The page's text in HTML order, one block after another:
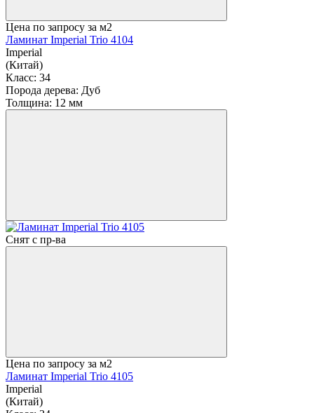
Цена по запросу за м2
Ламинат Imperial Trio 4104
Imperial
(Китай)
Класс: 34
Порода дерева: Дуб
Толщина: 12 мм
Снят с пр-ва
Цена по запросу за м2
Ламинат Imperial Trio 4105
Imperial
(Китай)